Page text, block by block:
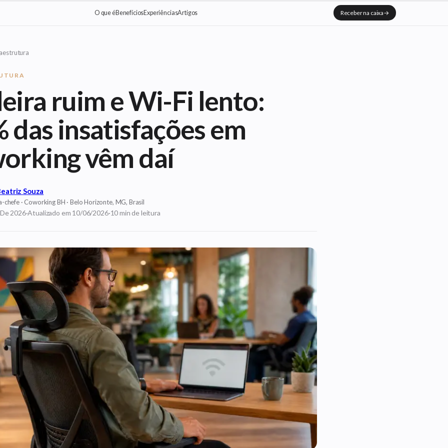
O que éBenefíciosExperiênciasArtigos Receber na caixa→
ruim e Wi-Fi lento:
das insatisfações em
vêm daí
Souza
chefe· Coworking BH ·Belo Horizonte, MG, Brasil
2026·Atualizado em 10/06/2026·10min de leitura